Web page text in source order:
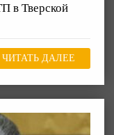
в Тверской
ЧИТАТЬ ДАЛЕЕ